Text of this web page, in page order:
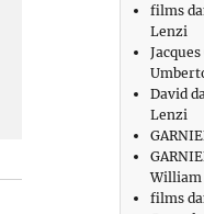
films
Lenzi
Jacques
David
Lenzi
William
films